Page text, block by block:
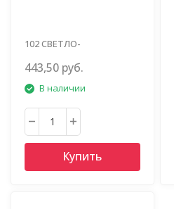
102 СВЕТЛО-
443,50 руб.
В наличии
Купить